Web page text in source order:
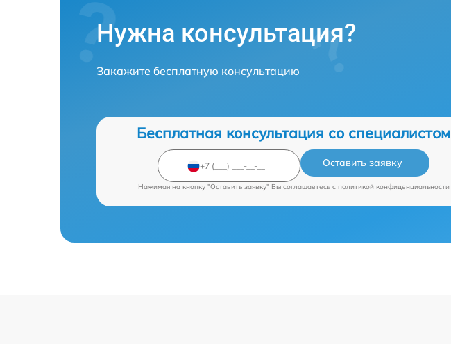
Нужна консультация?
Закажите бесплатную консультацию
Бесплатная консультация со специалистом
Оставить заявку
Нажимая на кнопку "Оставить заявку" Вы соглашаетесь c политикой конфиденциальности